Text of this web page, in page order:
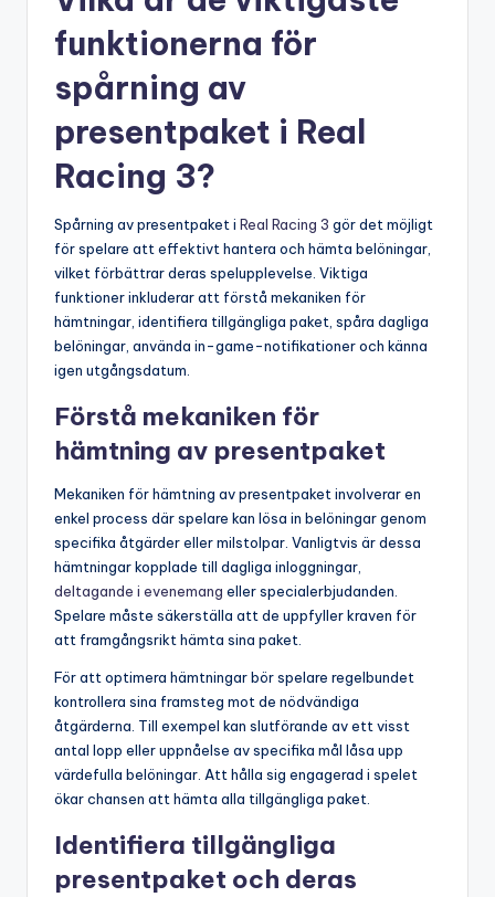
funktionerna för
spårning av
presentpaket i Real
Racing 3?
Spårning av presentpaket i Real Racing 3 gör det möjligt
för spelare att effektivt hantera och hämta belöningar,
vilket förbättrar deras spelupplevelse. Viktiga
funktioner inkluderar att förstå mekaniken för
hämtningar, identifiera tillgängliga paket, spåra dagliga
belöningar, använda in-game-notifikationer och känna
igen utgångsdatum.
Förstå mekaniken för
hämtning av presentpaket
Mekaniken för hämtning av presentpaket involverar en
enkel process där spelare kan lösa in belöningar genom
specifika åtgärder eller milstolpar. Vanligtvis är dessa
hämtningar kopplade till dagliga inloggningar,
deltagande i evenemang eller specialerbjudanden.
Spelare måste säkerställa att de uppfyller kraven för
att framgångsrikt hämta sina paket.
För att optimera hämtningar bör spelare regelbundet
kontrollera sina framsteg mot de nödvändiga
åtgärderna. Till exempel kan slutförande av ett visst
antal lopp eller uppnåelse av specifika mål låsa upp
värdefulla belöningar. Att hålla sig engagerad i spelet
ökar chansen att hämta alla tillgängliga paket.
Identifiera tillgängliga
presentpaket och deras